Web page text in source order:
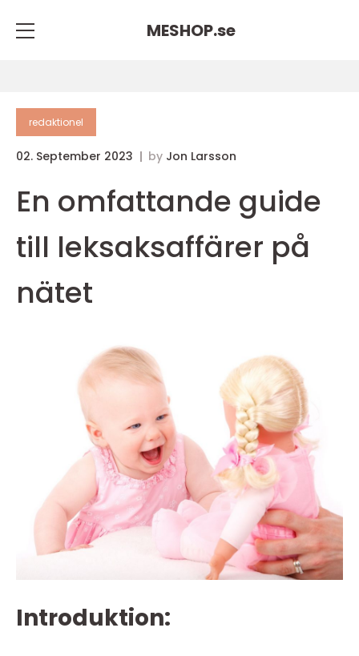
MESHOP.se
redaktionel
02. September 2023 by Jon Larsson
En omfattande guide
till leksaksaffärer på
nätet
Introduktion: